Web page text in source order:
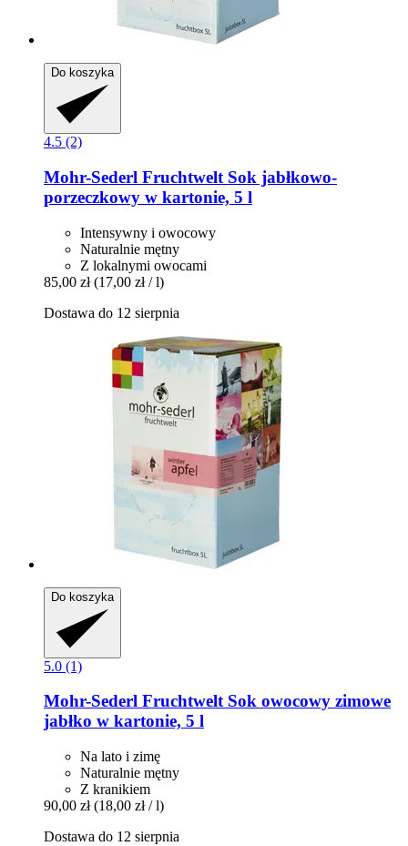
Do koszyka
4.5 (2)
Mohr-Sederl Fruchtwelt Sok jabłkowo-​
porzeczkowy w kartonie, 5 l
Intensywny i owocowy
Naturalnie mętny
Z lokalnymi owocami
85,00 zł (17,00 zł / l)
Dostawa do 12 sierpnia
Do koszyka
5.0 (1)
Mohr-Sederl FruchtweltSok owocowy zimowe
jabłko w kartonie, 5 l
Na lato i zimę
Naturalnie mętny
Z kranikiem
90,00 zł (18,00 zł / l)
Dostawa do 12 sierpnia